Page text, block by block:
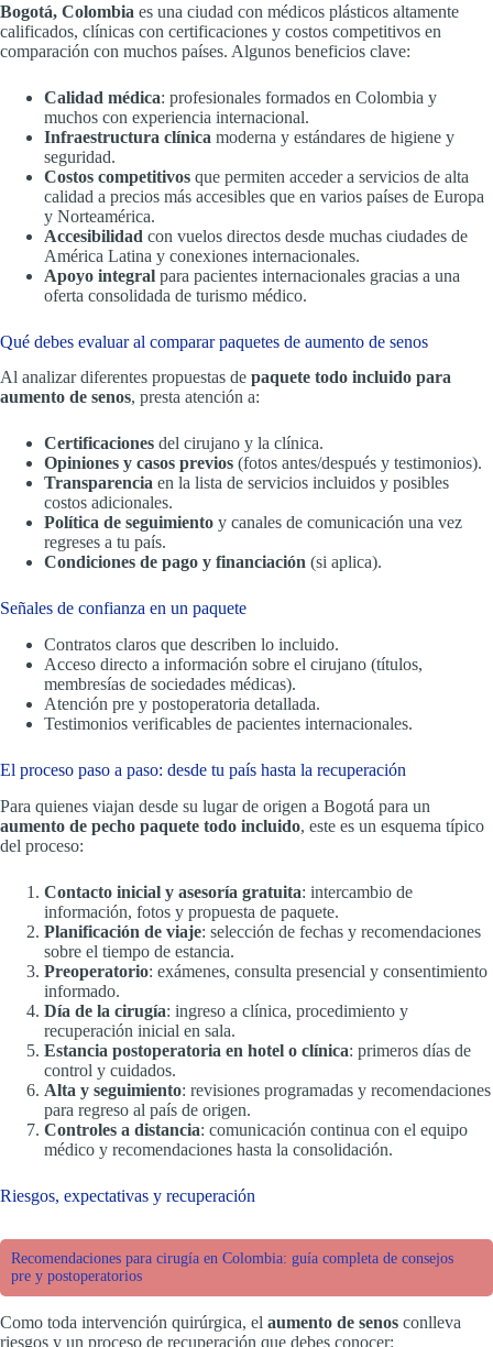
Bogotá, Colombia es una ciudad con médicos plásticos altamente
calificados, clínicas con certificaciones y costos competitivos en
comparación con muchos países. Algunos beneficios clave:
Calidad médica: profesionales formados en Colombia y
muchos con experiencia internacional.
Infraestructura clínica moderna y estándares de higiene y
seguridad.
Costos competitivos que permiten acceder a servicios de alta
calidad a precios más accesibles que en varios países de Europa
y Norteamérica.
Accesibilidad con vuelos directos desde muchas ciudades de
América Latina y conexiones internacionales.
Apoyo integral para pacientes internacionales gracias a una
oferta consolidada de turismo médico.
Qué debes evaluar al comparar paquetes de aumento de senos
Al analizar diferentes propuestas de paquete todo incluido para
aumento de senos, presta atención a:
Certificaciones del cirujano y la clínica.
Opiniones y casos previos (fotos antes/después y testimonios).
Transparencia en la lista de servicios incluidos y posibles
costos adicionales.
Política de seguimiento y canales de comunicación una vez
regreses a tu país.
Condiciones de pago y financiación (si aplica).
Señales de confianza en un paquete
Contratos claros que describen lo incluido.
Acceso directo a información sobre el cirujano (títulos,
membresías de sociedades médicas).
Atención pre y postoperatoria detallada.
Testimonios verificables de pacientes internacionales.
El proceso paso a paso: desde tu país hasta la recuperación
Para quienes viajan desde su lugar de origen a Bogotá para un
aumento de pecho paquete todo incluido, este es un esquema típico
del proceso:
Contacto inicial y asesoría gratuita: intercambio de
información, fotos y propuesta de paquete.
Planificación de viaje: selección de fechas y recomendaciones
sobre el tiempo de estancia.
Preoperatorio: exámenes, consulta presencial y consentimiento
informado.
Día de la cirugía: ingreso a clínica, procedimiento y
recuperación inicial en sala.
Estancia postoperatoria en hotel o clínica: primeros días de
control y cuidados.
Alta y seguimiento: revisiones programadas y recomendaciones
para regreso al país de origen.
Controles a distancia: comunicación continua con el equipo
médico y recomendaciones hasta la consolidación.
Riesgos, expectativas y recuperación
Recomendaciones para cirugía en Colombia: guía completa de consejos
pre y postoperatorios
Como toda intervención quirúrgica, el aumento de senos conlleva
riesgos y un proceso de recuperación que debes conocer: